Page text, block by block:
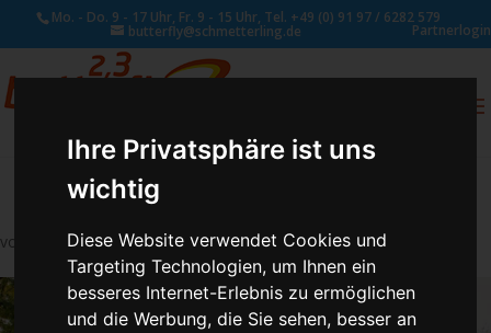
Ihre Privatsphäre ist uns
wichtig
Diese Website verwendet Cookies und
Targeting Technologien, um Ihnen ein
besseres Internet-Erlebnis zu ermöglichen
und die Werbung, die Sie sehen, besser an
Mo. - Do. 9 - 17 Uhr, Fr. 9 - 15 Uhr, Tel. +49 (0) 91 97 / 6282 579
butterfly@schmetterling.de Partnerlogin
von Schmetterling Administrator|Aug. 4, 2017